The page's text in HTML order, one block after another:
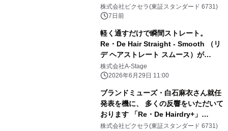
ーで表す新機能 「Re・De Ring 睡眠
16タイプ分析（アニマル編）」が登
株式会社ピクセラ(東証スタンダード 6731)
7日前
軽く通すだけで瞬間ストレート。
Re・De Hair Straight - Smooth （リ
デ ヘアストレート スムース）が
『LDK the Beauty』7月号に続き 8月
号でも部門最高評価を獲得
株式会社A-Stage
2026年6月29日 11:00
ブランドミューズ・白石麻衣さん就任
発表を機に、 多くの反響をいただいて
おります 「Re・De Hairdry+」
「Re・De Hair Straight」 一時的な品
株式会社ピクセラ(東証スタンダード 6731)